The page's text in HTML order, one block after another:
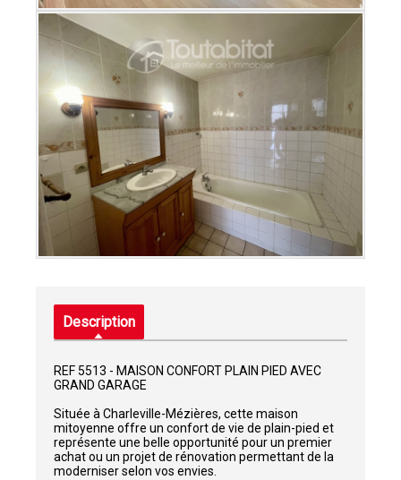
Description
REF 5513 - MAISON CONFORT PLAIN PIED AVEC
GRAND GARAGE
Située à Charleville-Mézières, cette maison
mitoyenne offre un confort de vie de plain-pied et
représente une belle opportunité pour un premier
achat ou un projet de rénovation permettant de la
moderniser selon vos envies.